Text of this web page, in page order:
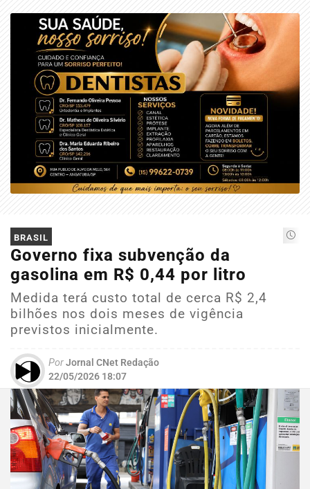
BRASIL
Governo fixa subvenção da
gasolina em R$ 0,44 por litro
Medida terá custo total de cerca R$ 2,4
bilhões nos dois meses de vigência
previstos inicialmente.
PorJornal CNet Redação
22/05/2026 18:07